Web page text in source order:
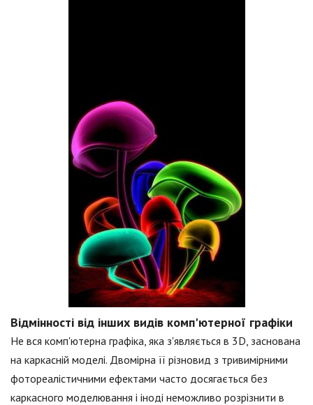
Відмінності від інших видів комп'ютерної графіки
Не вся комп'ютерна графіка, яка з'являється в 3D, заснована
на каркасній моделі. Двомірна її різновид з тривимірними
фотореалістичними ефектами часто досягається без
каркасного моделювання і іноді неможливо розрізнити в